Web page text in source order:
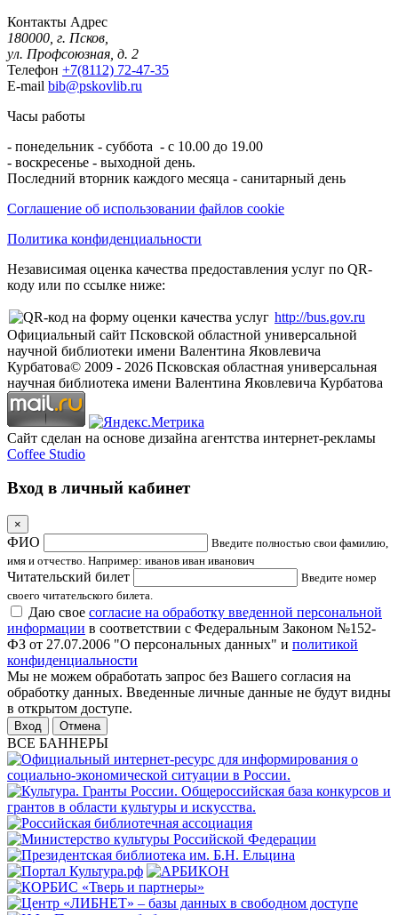
Контакты Адрес
180000, г. Псков,
ул. Профсоюзная, д. 2
Телефон +7(8112) 72-47-35
E-mail bib@pskovlib.ru
Часы работы
- понедельник - суббота - с 10.00 до 19.00
- воскресенье - выходной день.
Последний вторник каждого месяца - санитарный день
Соглашение об использовании файлов cookie
Политика конфиденциальности
Независимая оценка качества предоставления услуг по QR-
коду или по ссылке ниже:
http://bus.gov.ru
Официальный сайт Псковской областной универсальной
научной библиотеки имени Валентина Яковлевича
Курбатова© 2009 - 2026 Псковская областная универсальная
научная библиотека имени Валентина Яковлевича Курбатова
Сайт сделан на основе дизайна агентства интернет-рекламы
Coffee Studio
Вход в личный кабинет
×
ФИО
Введите полностью свои фамилию,
имя и отчество. Например: иванов иван иванович
Читательский билет
Введите номер
своего читательского билета.
Даю свое согласие на обработку введенной персональной
информации в соответствии с Федеральным Законом №152-
ФЗ от 27.07.2006 "О персональных данных" и политикой
конфиденциальности
Мы не можем обработать запрос без Вашего согласия на
обработку данных. Введенные личные данные не будут видны
в открытом доступе.
Отмена
ВСЕ БАННЕРЫ